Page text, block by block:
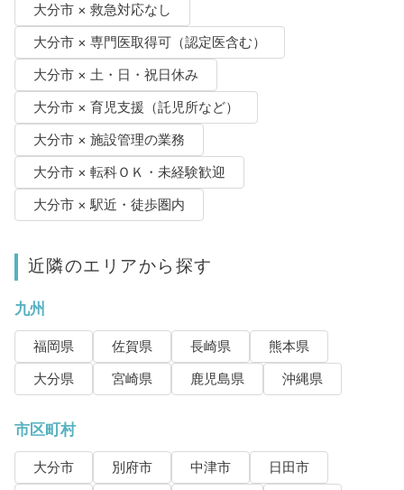
大分市 × 救急対応なし
大分市 × 専門医取得可（認定医含む）
大分市 × 土・日・祝日休み
大分市 × 育児支援（託児所など）
大分市 × 施設管理の業務
大分市 × 転科ＯＫ・未経験歓迎
大分市 × 駅近・徒歩圏内
近隣のエリアから探す
九州
福岡県 佐賀県 長崎県
熊本県
大分県
宮崎県 鹿児島県 沖縄県
市区町村
大分市 別府市 中津市
日田市